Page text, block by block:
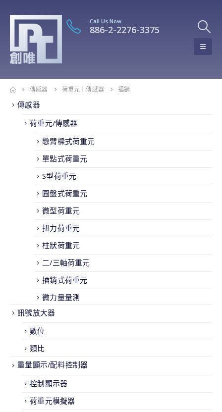
Call Us Now
886-2-2276-3375
傳感器 荷重元｜傳感器 插銷
傳感器
荷重元/傳感器
懸臂樑式荷重元
單點式荷重元
S型荷重元
圓盤式荷重元
微型荷重元
扭力荷重元
柱狀荷重元
二/三軸荷重元
插銷式荷重元
微力量量測
訊號放大器
數位
類比
重量顯示/配料控制器
控制顯示器
荷重元模擬器